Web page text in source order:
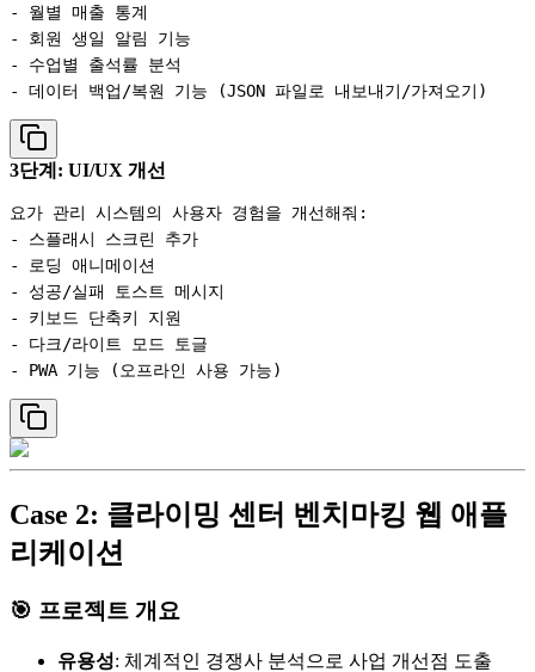
- 월별 매출 통계
- 회원 생일 알림 기능
- 수업별 출석률 분석
3단계: UI/UX 개선
요가 관리 시스템의 사용자 경험을 개선해줘:
- 스플래시 스크린 추가
- 로딩 애니메이션
- 성공/실패 토스트 메시지
- 키보드 단축키 지원
- 다크/라이트 모드 토글
Case 2: 클라이밍 센터 벤치마킹 웹 애플
리케이션
🎯 프로젝트 개요
유용성: 체계적인 경쟁사 분석으로 사업 개선점 도출